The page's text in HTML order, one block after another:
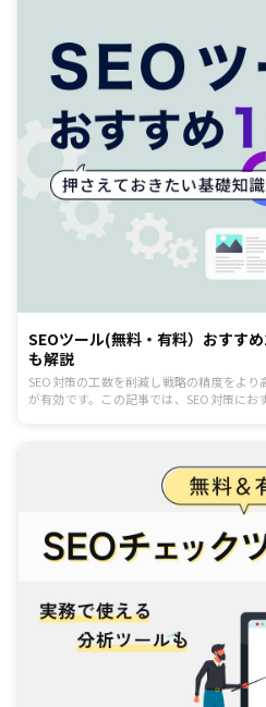
SEOツール(無料・有料）おすす
も解説
SEO対策の工数を削減し戦略の精度をよ
が有効です。この記事では、SEO対策に